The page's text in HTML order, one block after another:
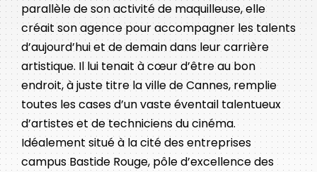
parallèle de son activité de maquilleuse, elle
créait son agence pour accompagner les talents
d’aujourd’hui et de demain dans leur carrière
artistique. Il lui tenait à cœur d’être au bon
endroit, à juste titre la ville de Cannes, remplie
toutes les cases d’un vaste éventail talentueux
d’artistes et de techniciens du cinéma.
Idéalement situé à la cité des entreprises
campus Bastide Rouge, pôle d’excellence des